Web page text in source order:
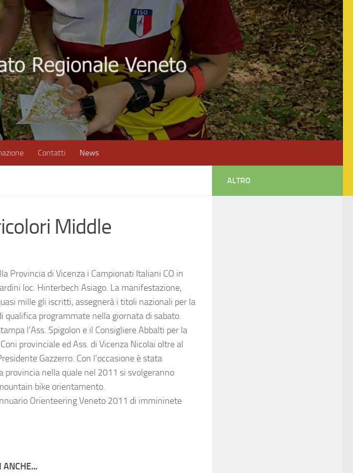
Contatti News
Middle
Provincia di Vicenza i Campionati Italiani CO in
loc. Hinterbech Asiago. La manifestazione,
mille gli iscritti, assegnerà i titoli nazionali per la
qualifica programmate nella giornata di sabato.
l’Ass. Spigolon e il Consigliere Abbalti per la
provinciale ed Ass. di Vicenza Nicolai oltre al
Gazzerro. Con l’occasione è stata
provincia nella quale nel 2011 si svolgeranno
bike orientamento.
Orienteering Veneto 2011 di immininete
ANCHE...
ALTRO